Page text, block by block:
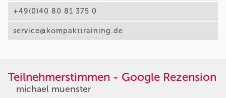
+49(0)40 80 81 375 0
service@kompakttraining.de
Teilnehmerstimmen - Google Rezension
michael muenster